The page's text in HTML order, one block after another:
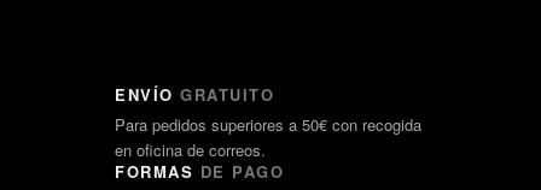
ENVÍO GRATUITO
Para pedidos superiores a 50€ con recogida
en oficina de correos.
FORMAS DE PAGO